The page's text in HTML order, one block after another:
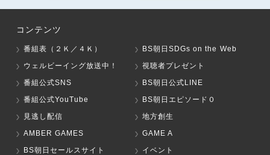
コンテンツ
番組表（２Ｋ／４Ｋ）
BS朝日SDGs on the Web
ウェルビーイング放送中！
視聴者プレゼント
番組公式SNS
BS朝日公式LINE
番組公式YouTube
BS朝日エピソード０
見逃し配信
地方創生
AMBER GAMES
GAME A
BS朝日セールスサイト
イベント